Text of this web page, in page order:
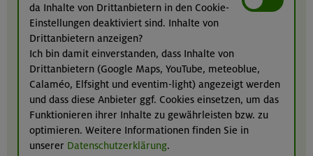
da Inhalte von Drittanbietern in den Cookie-
Einstellungen deaktiviert sind. Inhalte von
Drittanbietern anzeigen?
Ich bin damit einverstanden, dass Inhalte von
Drittanbietern (Google Maps, YouTube, meteoblue,
Calaméo, Elfsight und eventim-light) angezeigt werden
und dass diese Anbieter ggf. Cookies einsetzen, um das
Funktionieren ihrer Inhalte zu gewährleisten bzw. zu
optimieren. Weitere Informationen finden Sie in
unserer Datenschutzerklärung.